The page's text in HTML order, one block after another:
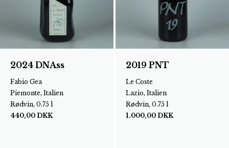
2024 DNAss
Fabio Gea
Piemonte, Italien
Rødvin, 0.75 l
440,00 DKK
2019 PNT
Le Coste
Lazio, Italien
Rødvin, 0.75 l
1.000,00 DKK